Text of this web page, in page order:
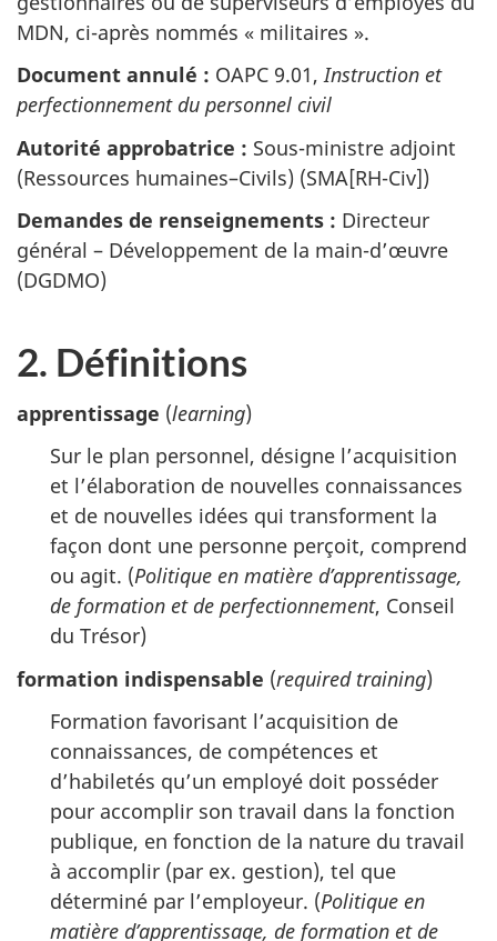
MDN, ci-après nommés « militaires ».
Document annulé : OAPC 9.01,Instruction et
perfectionnement du personnel civil
Autorité approbatrice : Sous-ministre adjoint
(Ressources humaines–Civils) (SMA[RH-Civ])
Demandes de renseignements : Directeur
général – Développement de la main-d’œuvre
(DGDMO)
2. Définitions
apprentissage (learning)
Sur le plan personnel, désigne l’acquisition
et l’élaboration de nouvelles connaissances
et de nouvelles idées qui transforment la
façon dont une personne perçoit, comprend
ou agit. (Politique en matière d’apprentissage,
de formation et de perfectionnement, Conseil
du Trésor)
formation indispensable (required training)
Formation favorisant l’acquisition de
connaissances, de compétences et
d’habiletés qu’un employé doit posséder
pour accomplir son travail dans la fonction
publique, en fonction de la nature du travail
à accomplir (par ex. gestion), tel que
déterminé par l’employeur. (Politique en
matière d’apprentissage, de formation et de